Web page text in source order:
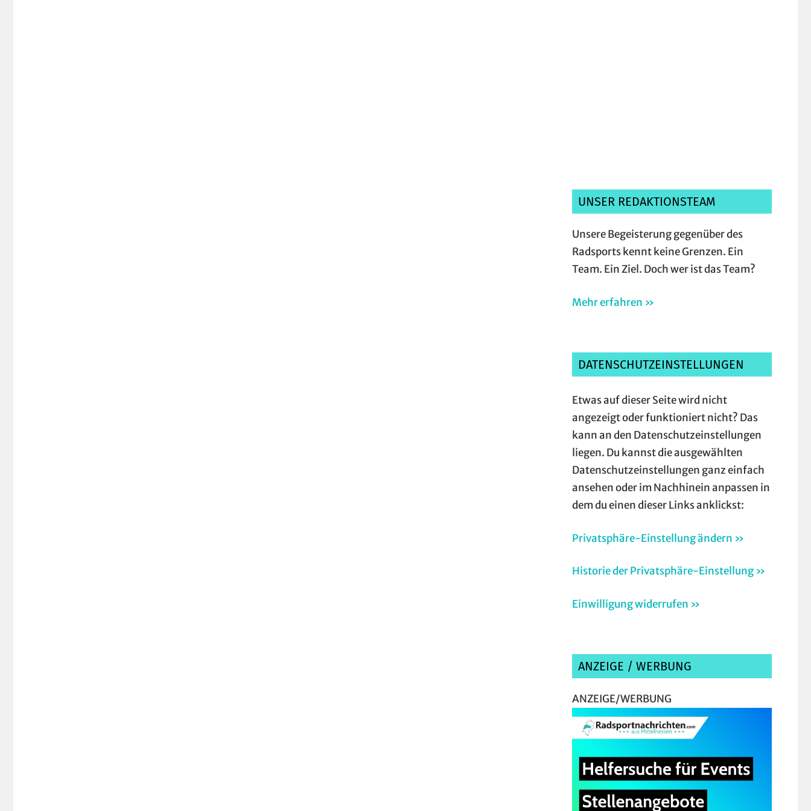
UNSER REDAKTIONSTEAM
Unsere Begeisterung gegenüber des
Radsports kennt keine Grenzen. Ein
Team. Ein Ziel. Doch wer ist das Team?
Mehr erfahren »
DATENSCHUTZEINSTELLUNGEN
Etwas auf dieser Seite wird nicht
angezeigt oder funktioniert nicht? Das
kann an den Datenschutzeinstellungen
liegen. Du kannst die ausgewählten
Datenschutzeinstellungen ganz einfach
ansehen oder im Nachhinein anpassen in
dem du einen dieser Links anklickst:
Privatsphäre-Einstellung ändern »
Historie der Privatsphäre-Einstellung »
Einwilligung widerrufen »
ANZEIGE / WERBUNG
ANZEIGE/WERBUNG